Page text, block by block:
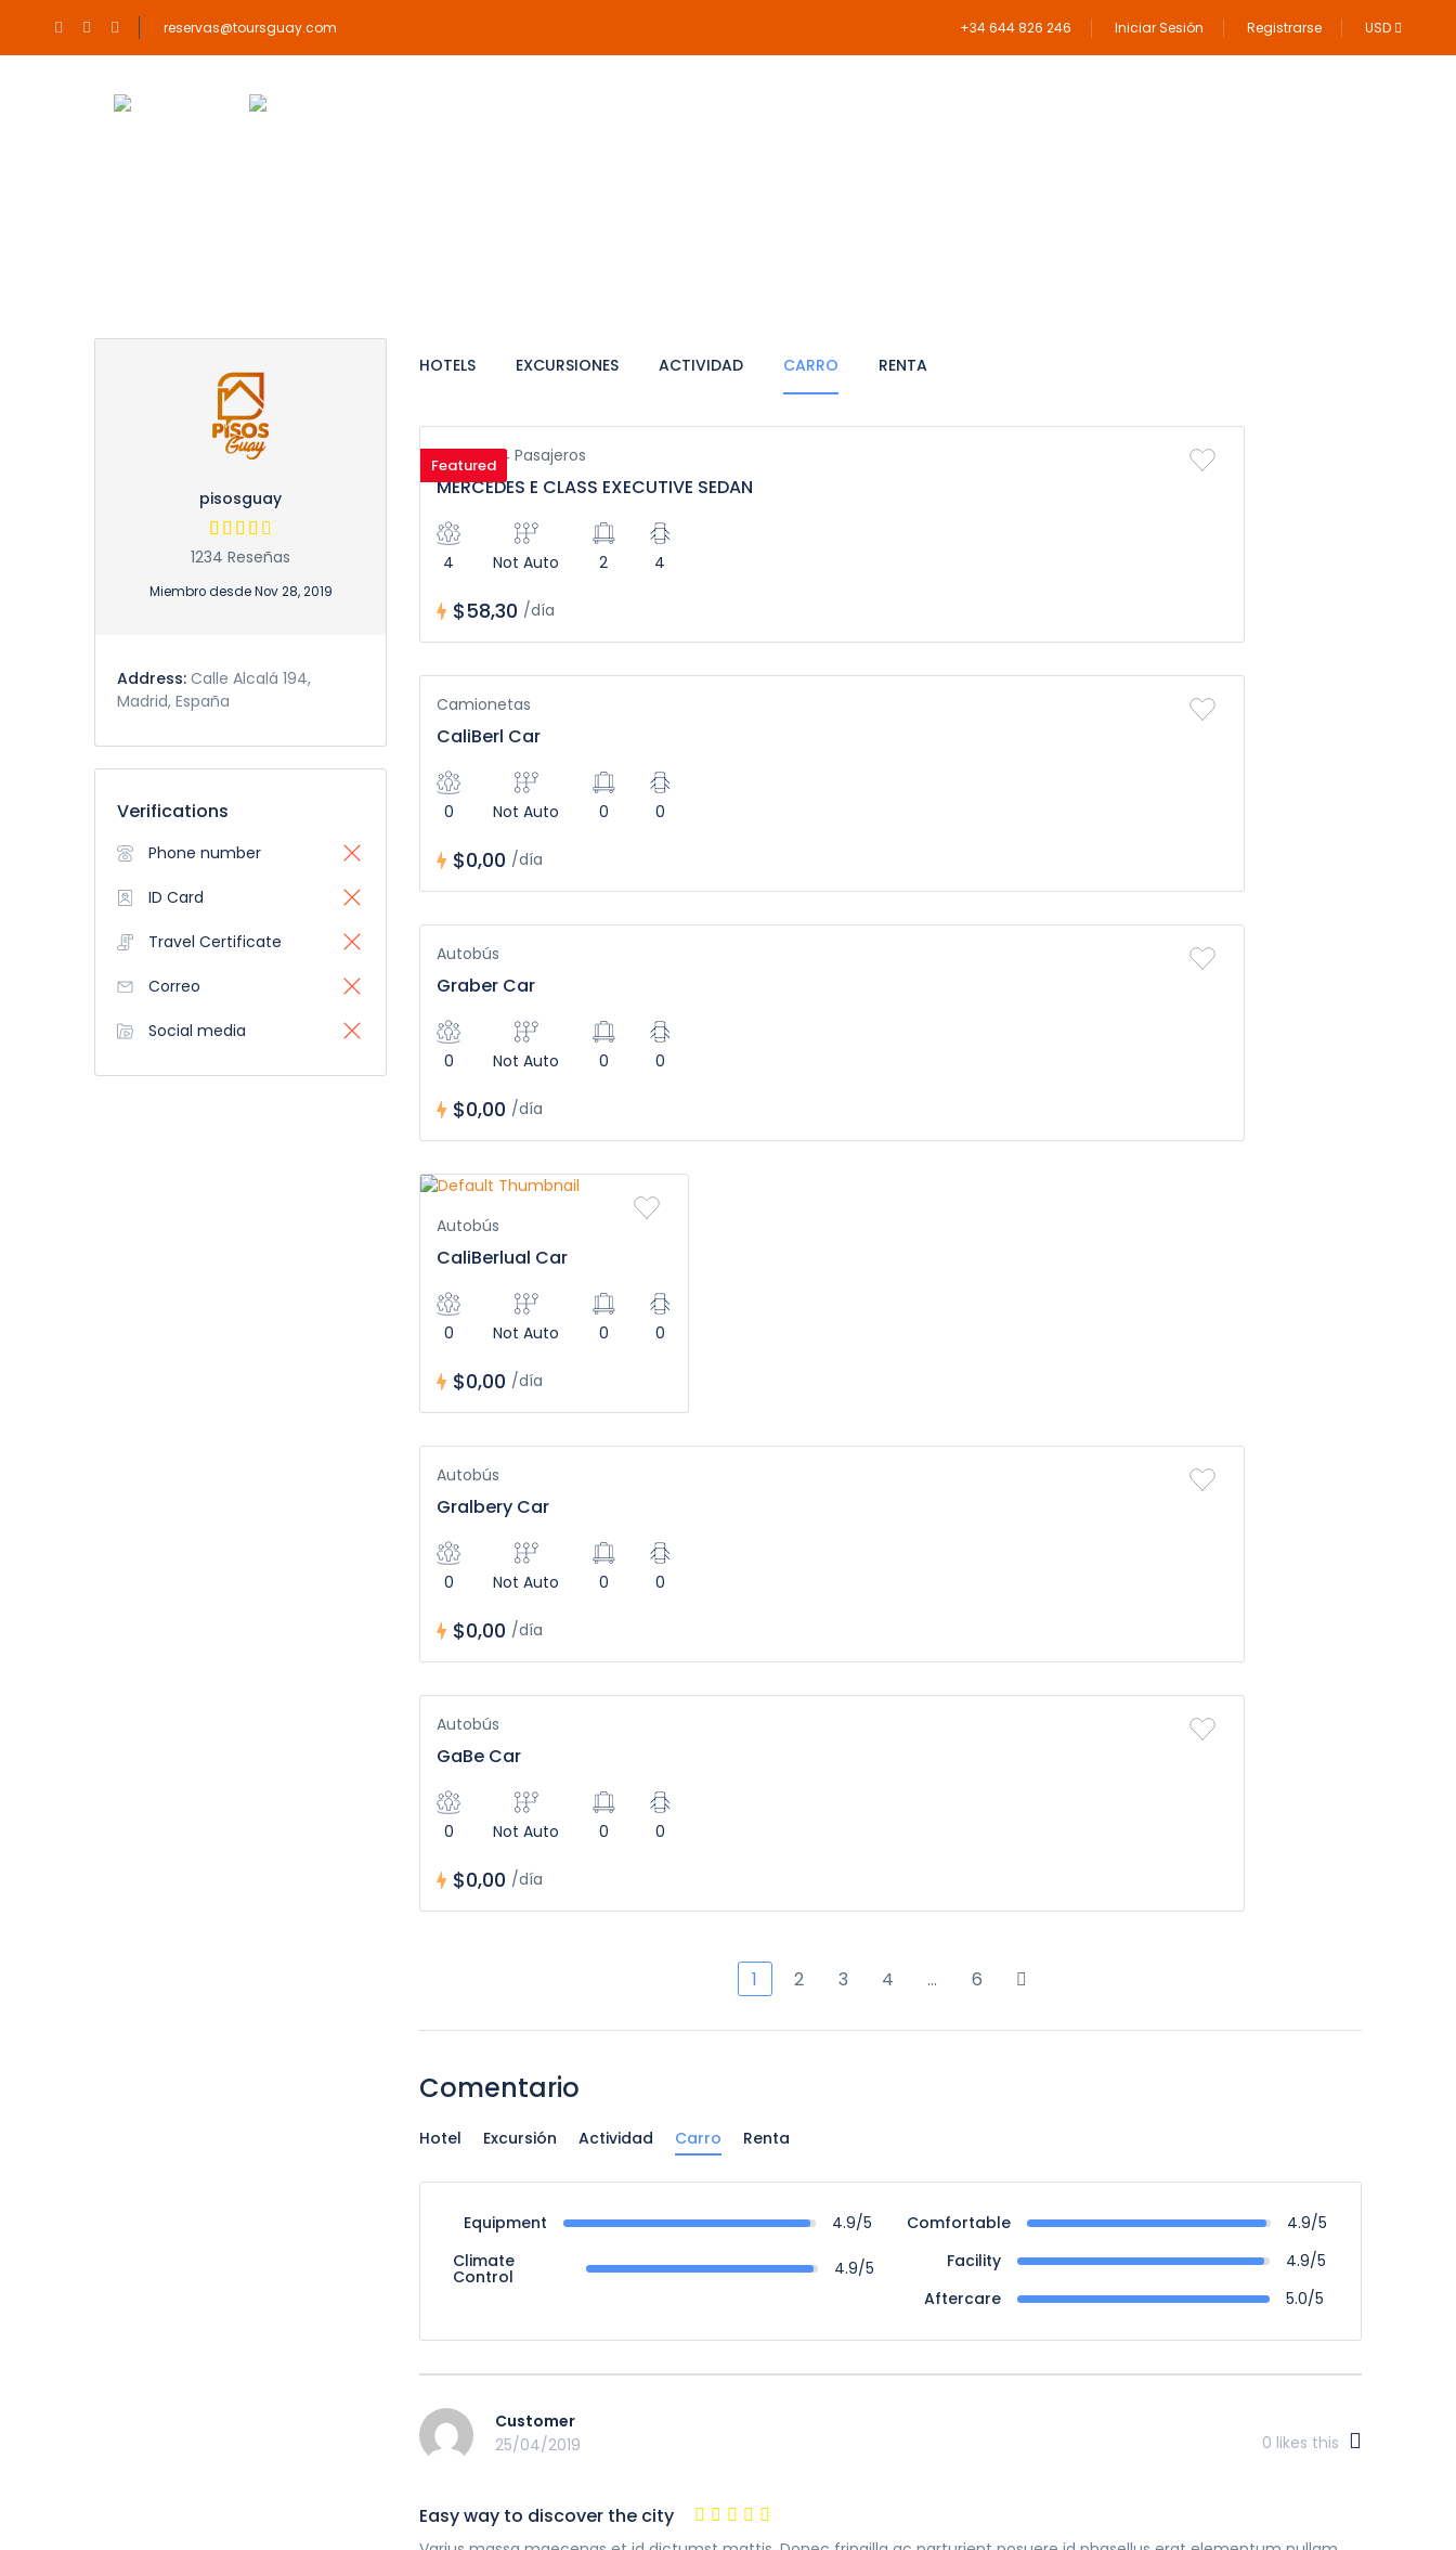
reservas@toursguay.com +34 644 826 246 Iniciar Sesión Registrarse USD
pisosguay
1234 Reseñas
Miembro desde Nov 28, 2019
Address: Calle Alcalá 194,
Madrid, España
Verifications
Phone number
ID Card
Travel Certificate
Correo
Social media
HOTELS EXCURSIONES ACTIVIDAD CARRO RENTA
Featured
Coches 4 Pasajeros
MERCEDES E CLASS EXECUTIVE SEDAN
4 Not Auto 2 4
$58,30 /día
Camionetas
CaliBerl Car
0 Not Auto 0 0
$0,00 /día
Autobús
Graber Car
0 Not Auto 0 0
$0,00 /día
Autobús
CaliBerlual Car
0 Not Auto 0 0
$0,00 /día
Autobús
Gralbery Car
0 Not Auto 0 0
$0,00 /día
Autobús
GaBe Car
0 Not Auto 0 0
$0,00 /día
1 2 3 4 … 6
Comentario
Hotel Excursión Actividad Carro Renta
Equipment 4.9/5 Comfortable
4.9/5
Climate
Control 4.9/5 Facility
4.9/5
Aftercare
5.0/5
Customer
25/04/2019
0 likes this
Easy way to discover the city